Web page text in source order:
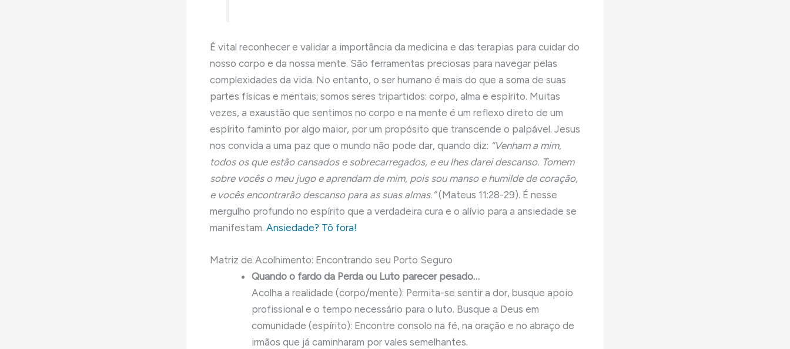
É vital reconhecer e validar a importância da medicina e das terapias para cuidar do
nosso corpo e da nossa mente. São ferramentas preciosas para navegar pelas
complexidades da vida. No entanto, o ser humano é mais do que a soma de suas
partes físicas e mentais; somos seres tripartidos: corpo, alma e espírito. Muitas
vezes, a exaustão que sentimos no corpo e na mente é um reflexo direto de um
espírito faminto por algo maior, por um propósito que transcende o palpável. Jesus
nos convida a uma paz que o mundo não pode dar, quando diz: “Venham a mim,
todos os que estão cansados e sobrecarregados, e eu lhes darei descanso. Tomem
sobre vocês o meu jugo e aprendam de mim, pois sou manso e humilde de coração,
e vocês encontrarão descanso para as suas almas.”(Mateus 11:28-29). É nesse
mergulho profundo no espírito que a verdadeira cura e o alívio para a ansiedade se
manifestam. Ansiedade? Tô fora!
Matriz de Acolhimento: Encontrando seu Porto Seguro
Quando o fardo da Perda ou Luto parecer pesado…
Acolha a realidade (corpo/mente): Permita-se sentir a dor, busque apoio
profissional e o tempo necessário para o luto. Busque a Deus em
comunidade (espírito): Encontre consolo na fé, na oração e no abraço de
irmãos que já caminharam por vales semelhantes.